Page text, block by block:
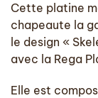
Cette platine
chapeaute la
le design «
avec la Rega
Elle est